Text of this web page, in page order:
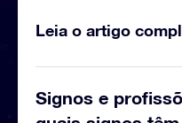
Leia o artigo
Signos e